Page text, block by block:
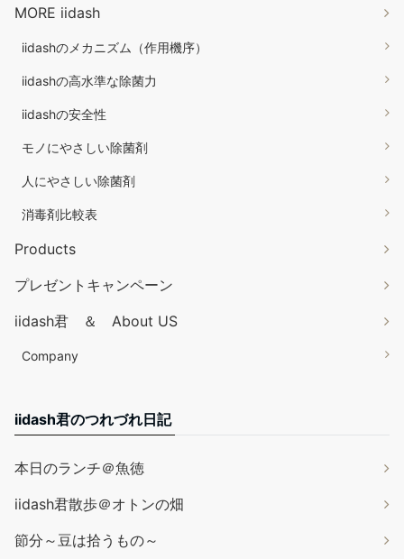
MORE iidash
iidashのメカニズム（作用機序）
iidashの高水準な除菌力
iidashの安全性
モノにやさしい除菌剤
人にやさしい除菌剤
消毒剤比較表
Products
プレゼントキャンペーン
iidash君 ＆ About US
Company
iidash君のつれづれ日記
本日のランチ＠魚徳
iidash君散歩＠オトンの畑
節分～豆は拾うもの～